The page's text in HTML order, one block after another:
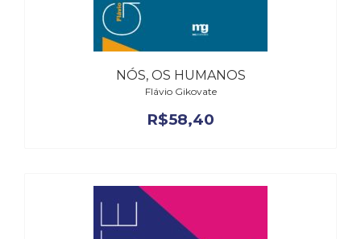
NÓS, OS HUMANOS
Flávio Gikovate
R$58,40